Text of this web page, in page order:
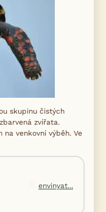
skupinu čistých
zvířata.
venkovní výběh. Ve
envinyat...